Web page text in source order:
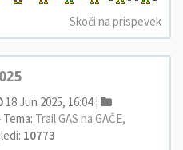
Skoči na prispevek
18 Jun 2025, 16:04 ¦
Tema: Trail GAS na GAČE,
10773